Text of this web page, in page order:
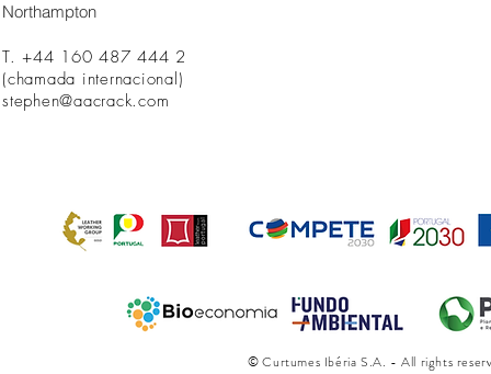
Northampton
T. +44 160 487 444 2
(chamada internacional)
stephen@aacrack.com
©Curtumes Ibéria S.A. - All rights